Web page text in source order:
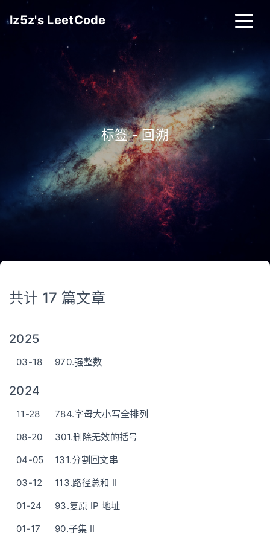
lz5z's LeetCode
标签 - 回溯
共计 17 篇文章
2025
03-18 970.强整数
2024
11-28
784.字母大小写全排列
08-20
301.删除无效的括号
04-05
131.分割回文串
03-12
113.路径总和 II
01-24
93.复原 IP 地址
01-17
90.子集 II